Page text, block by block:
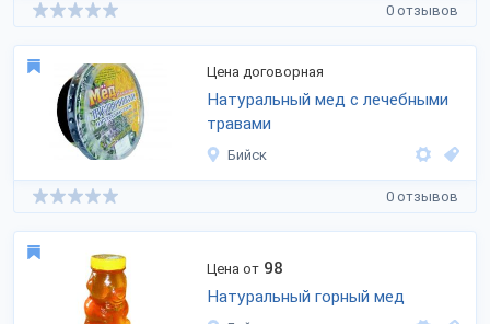
0 отзывов
Цена договорная
Натуральный мед с лечебными
травами
Бийск
0 отзывов
Цена от 98
Натуральный горный мед